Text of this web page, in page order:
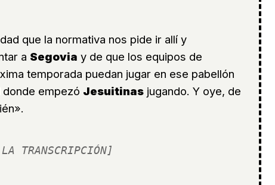
que la normativa nos pide ir allí y
a Segovia y de que los equipos de
temporada puedan jugar en ese pabellón
empezó Jesuitinas jugando. Y oye, de
TRANSCRIPCIÓN]